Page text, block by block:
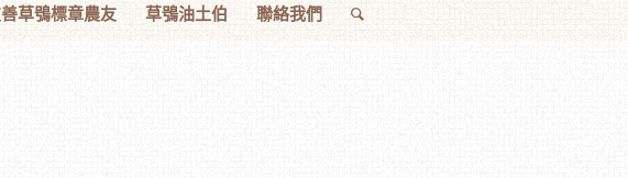
草鴞標章農友 草鴞油土伯 聯絡我們